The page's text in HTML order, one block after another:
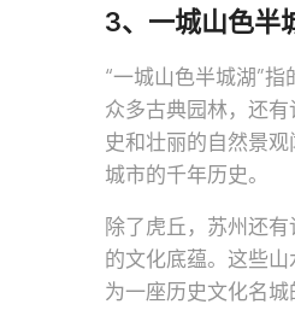
3、一城山色半
“一城山色半城湖”
众多古典园林，还
史和壮丽的自然景
城市的千年历史。
除了虎丘，苏州还
的文化底蕴。这些
为一座历史文化名城